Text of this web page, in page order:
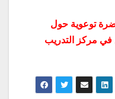
توعوية حول
مركز التدريب